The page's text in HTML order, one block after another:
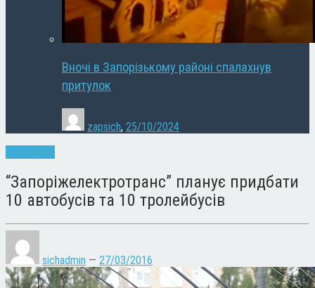
Вночі в Запорізькому районі спалахнув
притулок
zapsich, 25/10/2024
“Запоріжелектротранс” планує придбати
10 автобусів та 10 тролейбусів
sichadmin — 27/03/2016